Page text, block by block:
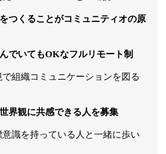
つくることがコミュニティオの原
でいてもOKなフルリモート制
組織コミュニケーションを図る
界観に共感できる人を募集
識を持っている人と一緒に歩い